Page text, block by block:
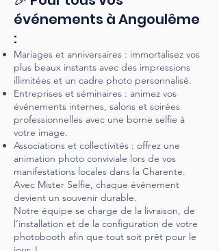
événements à Angoulême
:
Mariages et anniversaires : immortalisez vos
plus beaux instants avec des impressions
illimitées et un cadre photo personnalisé.
Entreprises et séminaires : animez vos
événements internes, salons et soirées
professionnelles avec une borne selfie à
votre image.
Associations et collectivités : offrez une
animation photo conviviale lors de vos
manifestations locales dans la Charente.
Avec Mister Selfie, chaque événement
devient un souvenir durable.
Notre équipe se charge de la livraison, de
l’installation et de la configuration de votre
photobooth afin que tout soit prêt pour le